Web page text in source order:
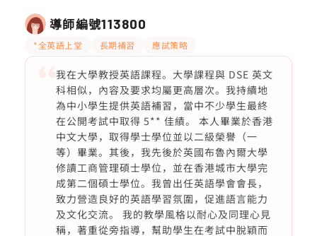
導師編號113800
*全英語上堂 長期補習 應試策略
我在大學教授英語課程。大學課程與 DSE 英文
科相似，內容及要求均屬更高層次。我持續地
為中小學生提供英語補習，當中不少學生最終
在公開考試中取得 5** 佳績。 本人畢業於香港
中文大學，取得學士學位並以二級榮譽（一
等）畢業。其後，我先後於英國布魯內爾大學
修讀工商管理碩士學位，並在香港城市大學完
成第二個碩士學位。我曾出任英語學會會長，
致力營造良好的英語學習氛圍，促進語言能力
及文化交流。 我的教學風格以耐心及同理心見
稱，著重從旁指導，幫助學生在考試中脫穎而